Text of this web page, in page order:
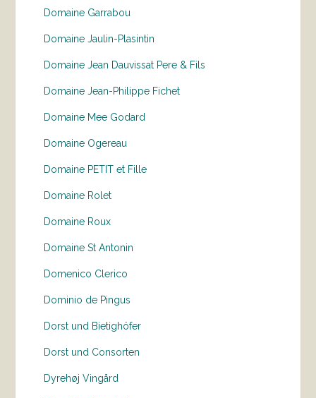
Domaine Garrabou
Domaine Jaulin-Plasintin
Domaine Jean Dauvissat Pere & Fils
Domaine Jean-Philippe Fichet
Domaine Mee Godard
Domaine Ogereau
Domaine PETIT et Fille
Domaine Rolet
Domaine Roux
Domaine St Antonin
Domenico Clerico
Dominio de Pingus
Dorst und Bietighöfer
Dorst und Consorten
Dyrehøj Vingård